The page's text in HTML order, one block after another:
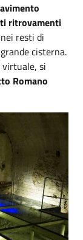
ritrovamenti
resti di
cisterna.
virtuale, si
Romano